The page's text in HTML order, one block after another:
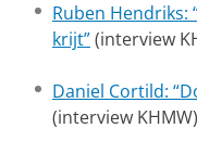
Ruben Hendriks:
krijt”(interview
Daniel Cortild:
(interview KHMW)